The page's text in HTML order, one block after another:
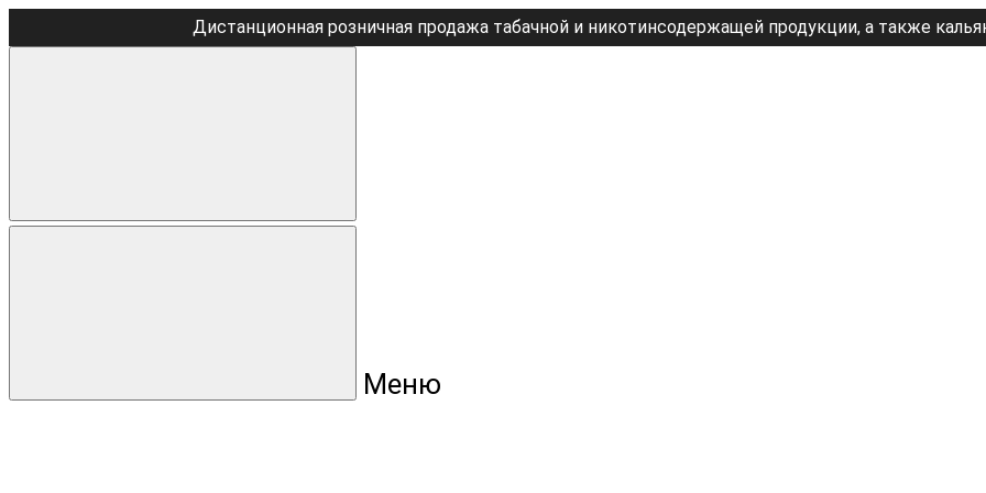
Дистанционная розничная продажа табачной и никотинсодержащей продукции, а также
Меню